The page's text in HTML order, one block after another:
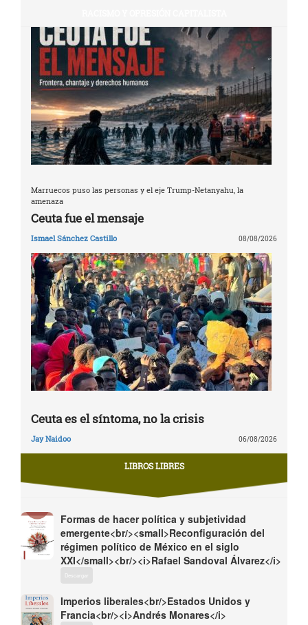
Marruecos puso las personas y el eje Trump-Netanyahu, la
amenaza
Ceuta fue el mensaje
Ismael Sánchez Castillo 08/08/2026
Ceuta es el síntoma, no la crisis
Jay Naidoo 06/08/2026
LIBROS LIBRES
Formas de hacer política y subjetividad
emergente<br/><small>Reconfiguración del
régimen político de México en el siglo
XXI</small><br/><i>Rafael Sandoval Álvarez</i>
Descargar
Imperios liberales<br/>Estados Unidos y
Francia<br/><i>Andrés Monares</i>